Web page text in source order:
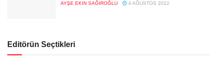
AYŞE EKIN SAĞIROĞLU 4 AĞUSTOS 2022
Editörün Seçtikleri